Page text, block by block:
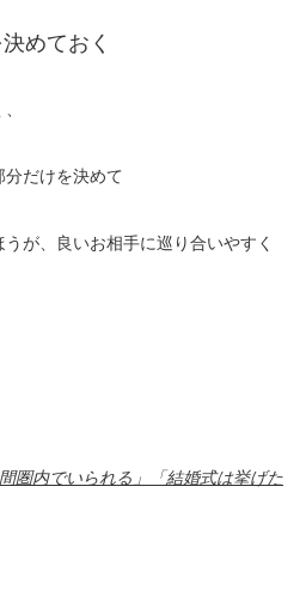
めておく
分だけを決めて
が、良いお相手に巡り合いやすく
圏内でいられる」「結婚式は挙げた